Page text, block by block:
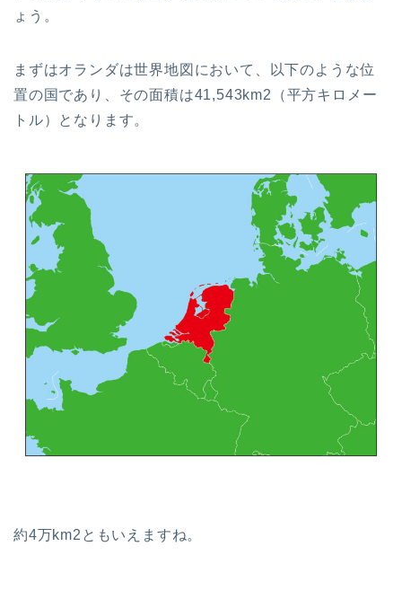
ょう。
まずはオランダは世界地図において、以下のような位
置の国であり、その面積は41,543km2（平方キロメー
トル）となります。
約4万km2ともいえますね。